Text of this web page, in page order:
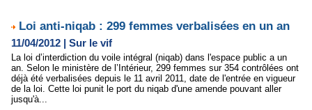
Loi anti-niqab : 299 femmes verbalisées en un an
11/04/2012 | Sur le vif
La loi d’interdiction du voile intégral (niqab) dans l'espace public a un
an. Selon le ministère de l’Intérieur, 299 femmes sur 354 contrôlées ont
déjà été verbalisées depuis le 11 avril 2011, date de l'entrée en vigueur
de la loi. Cette loi punit le port du niqab d'une amende pouvant aller
jusqu'à...